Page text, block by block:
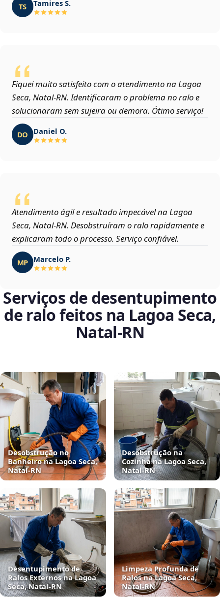
TS Tamires S.
Fiquei muito satisfeito com o atendimento na Lagoa
Seca, Natal‑RN. Identificaram o problema no ralo e
solucionaram sem sujeira ou demora. Ótimo serviço!
DO Daniel O.
Atendimento ágil e resultado impecável na Lagoa
Seca, Natal‑RN. Desobstruíram o ralo rapidamente e
explicaram todo o processo. Serviço confiável.
MP Marcelo P.
Serviços de desentupimento
de ralo feitos na Lagoa Seca,
Natal‑RN
Desobstrução no
Banheiro na Lagoa Seca,
Natal‑RN
Desobstrução na
Cozinha na Lagoa Seca,
Natal‑RN
Desentupimento de
Ralos Externos na Lagoa
Seca, Natal‑RN
Limpeza Profunda de
Ralos na Lagoa Seca,
Natal‑RN